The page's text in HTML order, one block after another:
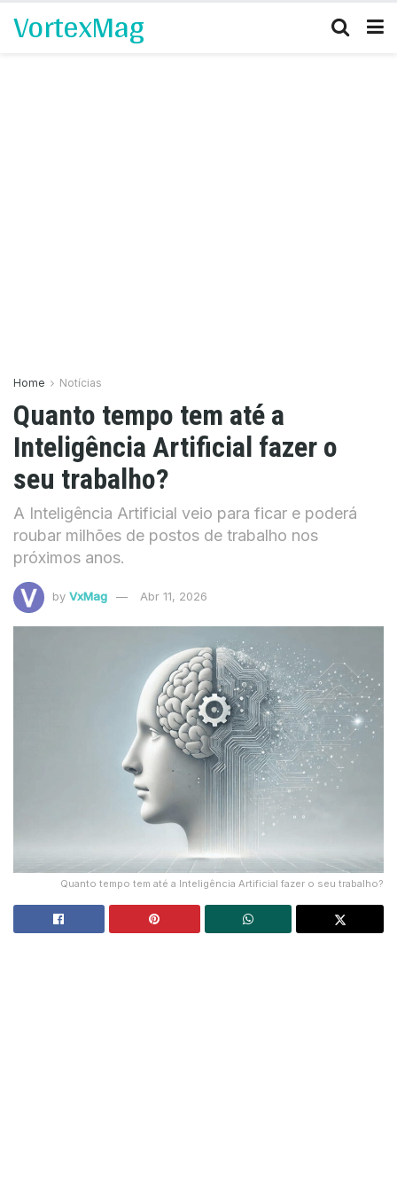
VortexMag
Home Notícias
Quanto tempo tem até a
Inteligência Artificial fazer o
seu trabalho?
A Inteligência Artificial veio para ficar e poderá
roubar milhões de postos de trabalho nos
próximos anos.
by VxMag Abr 11, 2026
Quanto tempo tem até a Inteligência Artificial fazer o seu trabalho?